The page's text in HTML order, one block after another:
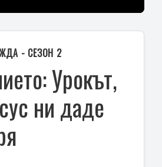
- СЕЗОН 2
Урокът,
ни даде